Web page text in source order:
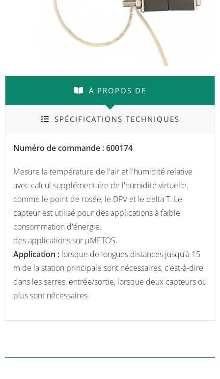
À PROPOS DE
SPÉCIFICATIONS TECHNIQUES
Numéro de commande : 600174
Mesure la température de l'air et l'humidité relative
avec calcul supplémentaire de l'humidité virtuelle.
comme le point de rosée, le DPV et le delta T. Le
capteur est utilisé pour des applications à faible
consommation d'énergie.
des applications sur μMETOS.
Application : lorsque de longues distances jusqu'à 15
m de la station principale sont nécessaires, c'est-à-dire
dans les serres, entrée/sortie, lorsque deux capteurs ou
plus sont nécessaires